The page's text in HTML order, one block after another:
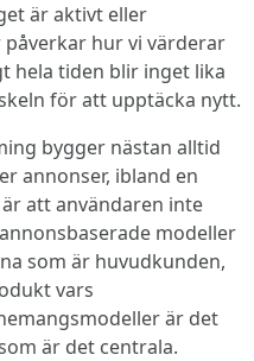
är aktivt eller
hur vi värderar
hela tiden blir inget lika
för att upptäcka nytt.
bygger nästan alltid
annonser, ibland en
att användaren inte
modeller
som är huvudkunden,
vars
är det
är det centrala.